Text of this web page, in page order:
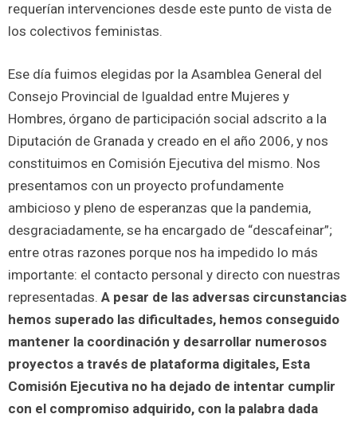
requerían intervenciones desde este punto de vista de
los colectivos feministas.
Ese día fuimos elegidas por la Asamblea General del
Consejo Provincial de Igualdad entre Mujeres y
Hombres, órgano de participación social adscrito a la
Diputación de Granada y creado en el año 2006, y nos
constituimos en Comisión Ejecutiva del mismo. Nos
presentamos con un proyecto profundamente
ambicioso y pleno de esperanzas que la pandemia,
desgraciadamente, se ha encargado de “descafeinar”;
entre otras razones porque nos ha impedido lo más
importante: el contacto personal y directo con nuestras
representadas. A pesar de las adversas circunstancias
hemos superado las dificultades, hemos conseguido
mantener la coordinación y desarrollar numerosos
proyectos a través de plataforma digitales, Esta
Comisión Ejecutiva no ha dejado de intentar cumplir
con el compromiso adquirido, con la palabra dada